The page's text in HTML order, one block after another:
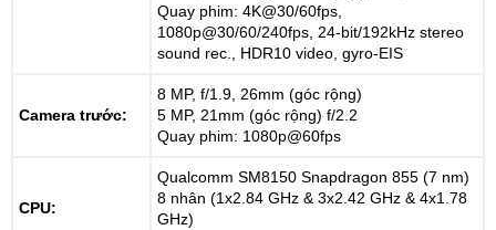
Quay phim: 4K@30/60fps,
1080p@30/60/240fps, 24-bit/192kHz stereo
sound rec., HDR10 video, gyro-EIS
Camera trước:
8 MP, f/1.9, 26mm (góc rộng)
5 MP, 21mm (góc rộng) f/2.2
Quay phim: 1080p@60fps
CPU:
Qualcomm SM8150 Snapdragon 855 (7 nm)
8 nhân (1x2.84 GHz & 3x2.42 GHz & 4x1.78
GHz)